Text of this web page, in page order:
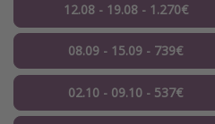
12.08 - 19.08 - 1.270€
08.09 - 15.09 - 739€
02.10 - 09.10 - 537€